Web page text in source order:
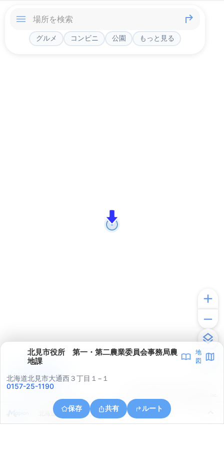
グルメ コンビニ 公園 もっと見る
北見市役所 第一・第二農業委員会事務局農
地課
地
図
北海道北見市大通西３丁目１−１
0157-25-1190
保存 共有 ルート
北海道北見市朝日町
アプリで見る